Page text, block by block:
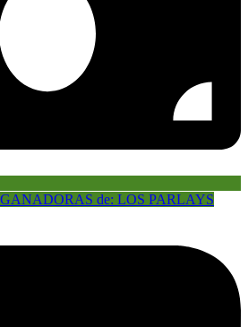
de: LOS PARLAYS